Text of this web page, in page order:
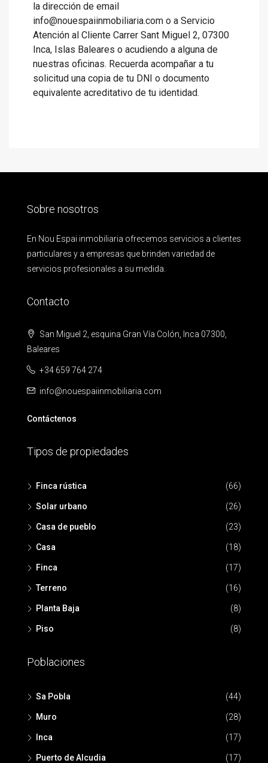
la dirección de email
info@nouespaiinmobiliaria.com o a Servicio
Atención al Cliente Carrer Sant Miguel 2, 07300
Inca, Islas Baleares o acudiendo a alguna de
nuestras oficinas. Recuerda acompañar a tu
solicitud una copia de tu DNI o documento
equivalente acreditativo de tu identidad.
Sobre nosotros
En Nou Espai inmobiliaria ofrecemos servicios a clientes
particulares y a empresas que brinden variedad de
servicios profesionales a su medida.
Contacto
San Miguel 2, esquina Gran Vía Colón, Inca 07300,
Baleares
+34 659 764 274
info@nouespaiinmobiliaria.com
Contáctenos
Tipos de propiedades
Finca rústica (66)
Solar urbano (26)
Casa de pueblo (23)
Casa (18)
Finca (17)
Terreno (16)
Planta Baja (8)
Piso (8)
Poblaciones
Sa Pobla (44)
Muro (28)
Inca (17)
Puerto de Alcudia (17)